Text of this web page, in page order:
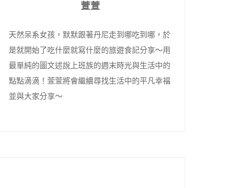
萱萱
天然呆系女孩，默默跟著丹尼走到哪吃到哪，於
是就開始了吃什麼就寫什麼的旅遊食記分享～用
最單純的圖文述說上班族的週末時光與生活中的
點點滴滴！萱萱將會繼續尋找生活中的平凡幸福
並與大家分享～